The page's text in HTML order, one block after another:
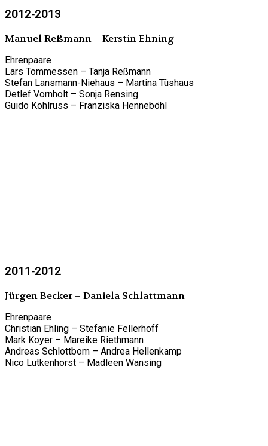
2012-2013
Manuel Reßmann – Kerstin Ehning
Ehrenpaare
Lars Tommessen – Tanja Reßmann
Stefan Lansmann-Niehaus – Martina Tüshaus
Detlef Vornholt – Sonja Rensing
Guido Kohlruss – Franziska Henneböhl
2011-2012
Jürgen Becker – Daniela Schlattmann
Ehrenpaare
Christian Ehling – Stefanie Fellerhoff
Mark Koyer – Mareike Riethmann
Andreas Schlottbom – Andrea Hellenkamp
Nico Lütkenhorst – Madleen Wansing